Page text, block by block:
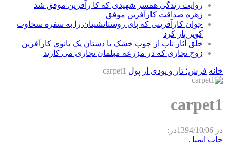
روایت زندگی همسر شهیدی که کا رآفرین موفق شد
زهره صداقت کارآفرین موفق
جوان کارآفرینی که پای روستانشینان را به سفره سخاوت
کویر باز کرد
خلق آثار ناب از چوب خشک با دستان یک بانوی کارآفرین
زوج نجاری که در مزرعه مبلمان نجاری می کارند
خانه فرش؛ تار و پودی از پول carpet1
carpet1
در 1394/10/06در:
چاپ ایمیل